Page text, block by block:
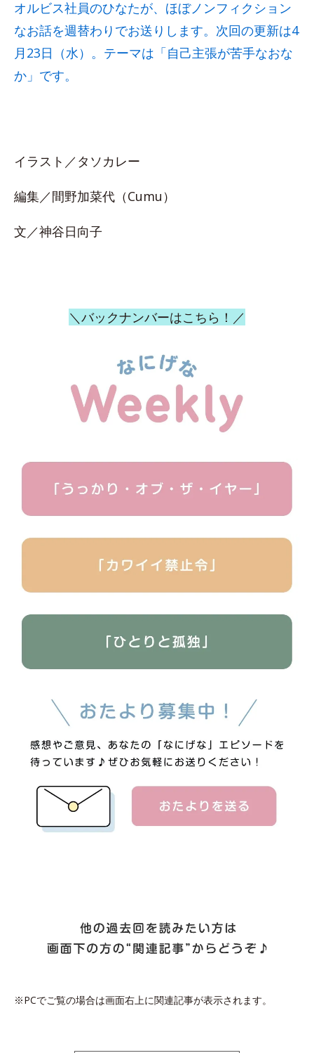
オルビス社員のひなたが、ほぼノンフィクション
なお話を週替わりでお送りします。次回の更新は4
月23日（水）。テーマは「自己主張が苦手なおな
か」です。
イラスト／タソカレー
編集／間野加菜代（Cumu）
文／神谷日向子
＼バックナンバーはこちら！／
※PCでご覧の場合は画面右上に関連記事が表示されます。